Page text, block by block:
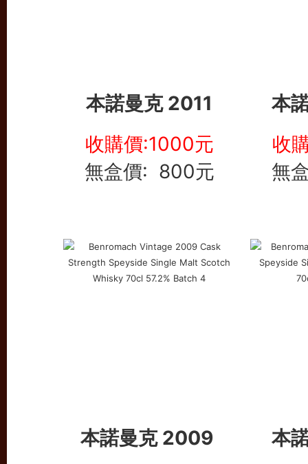
本諾曼克 2011
本
收購價:1000元
無盒價: 800元
收
無
本諾曼克 2009
本